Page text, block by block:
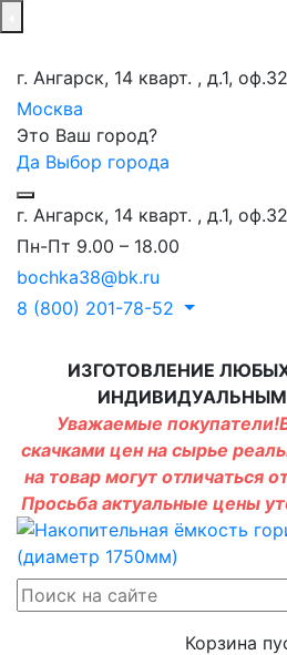
г. Ангарск, 14 кварт. , д.1,
Москва
Это Ваш город?
Да Выбор города
г. Ангарск, 14 кварт. , д.1,
Пн-Пт 9.00 – 18.00
bochka38@bk.ru
8 (800) 201-78-52
ИЗГОТОВЛЕНИЕ
Уважаемые
скачками цен на сырье
на товар могут отличаться
Просьба актуальные цены
Корзина